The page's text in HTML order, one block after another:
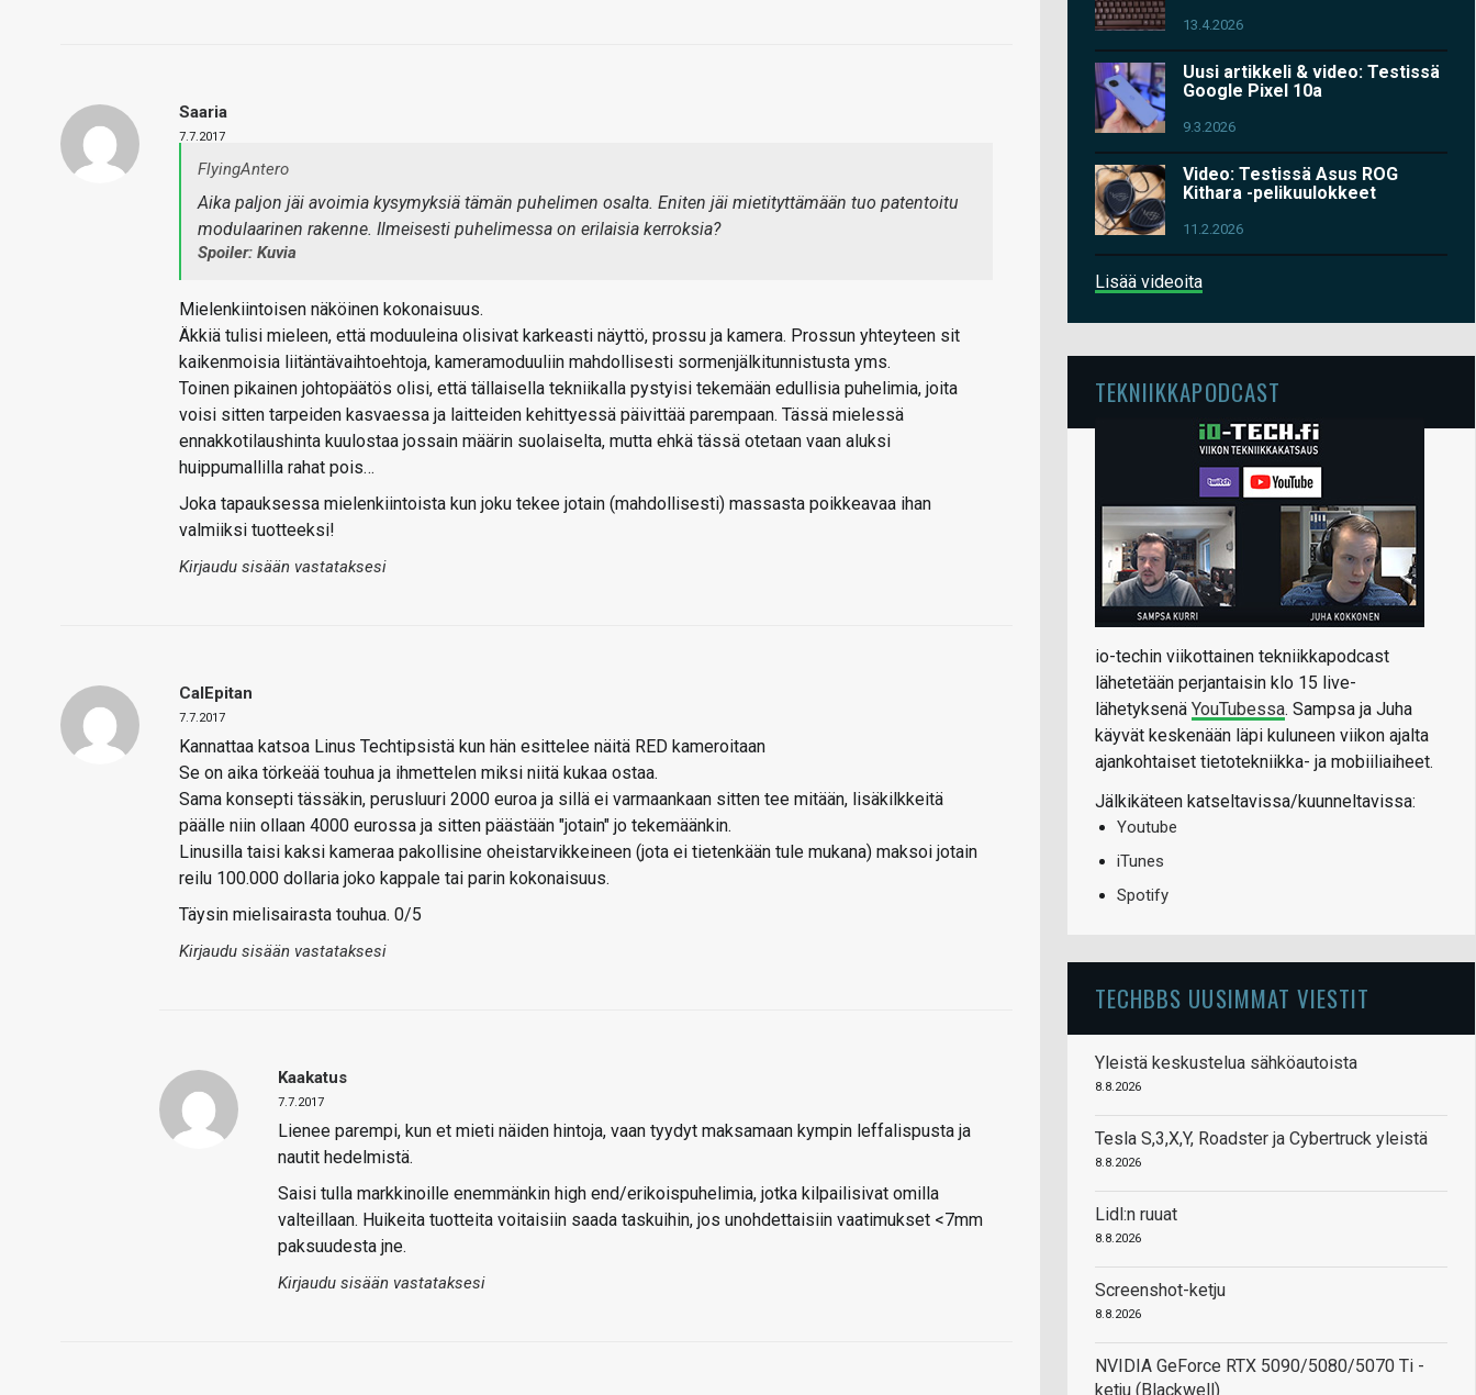
Saaria
7.7.2017
FlyingAntero
Aika paljon jäi avoimia kysymyksiä tämän puhelimen osalta. Eniten jäi mietityttämään tuo patentoitu
modulaarinen rakenne. Ilmeisesti puhelimessa on erilaisia kerroksia?
Spoiler: Kuvia
Mielenkiintoisen näköinen kokonaisuus.
Äkkiä tulisi mieleen, että moduuleina olisivat karkeasti näyttö, prossu ja kamera. Prossun yhteyteen sit
kaikenmoisia liitäntävaihtoehtoja, kameramoduuliin mahdollisesti sormenjälkitunnistusta yms.
Toinen pikainen johtopäätös olisi, että tällaisella tekniikalla pystyisi tekemään edullisia puhelimia, joita
voisi sitten tarpeiden kasvaessa ja laitteiden kehittyessä päivittää parempaan. Tässä mielessä
ennakkotilaushinta kuulostaa jossain määrin suolaiselta, mutta ehkä tässä otetaan vaan aluksi
huippumallilla rahat pois…
Joka tapauksessa mielenkiintoista kun joku tekee jotain (mahdollisesti) massasta poikkeavaa ihan
valmiiksi tuotteeksi!
Kirjaudu sisään vastataksesi
CalEpitan
7.7.2017
Kannattaa katsoa Linus Techtipsistä kun hän esittelee näitä RED kameroitaan
Se on aika törkeää touhua ja ihmettelen miksi niitä kukaa ostaa.
Sama konsepti tässäkin, perusluuri 2000 euroa ja sillä ei varmaankaan sitten tee mitään, lisäkilkkeitä
päälle niin ollaan 4000 eurossa ja sitten päästään "jotain" jo tekemäänkin.
Linusilla taisi kaksi kameraa pakollisine oheistarvikkeineen (jota ei tietenkään tule mukana) maksoi jotain
reilu 100.000 dollaria joko kappale tai parin kokonaisuus.
Täysin mielisairasta touhua. 0/5
Kirjaudu sisään vastataksesi
Kaakatus
7.7.2017
Lienee parempi, kun et mieti näiden hintoja, vaan tyydyt maksamaan kympin leffalispusta ja
nautit hedelmistä.
Saisi tulla markkinoille enemmänkin high end/erikoispuhelimia, jotka kilpailisivat omilla
valteillaan. Huikeita tuotteita voitaisiin saada taskuihin, jos unohdettaisiin vaatimukset <7mm
paksuudesta jne.
Kirjaudu sisään vastataksesi
13.4.2026
Uusi artikkeli & video: Testissä
Google Pixel 10a
9.3.2026
Video: Testissä Asus ROG
Kithara -pelikuulokkeet
11.2.2026
Lisää videoita
TEKNIIKKAPODCAST
io-techin viikottainen tekniikkapodcast
lähetetään perjantaisin klo 15 live-
lähetyksenä YouTubessa. Sampsa ja Juha
käyvät keskenään läpi kuluneen viikon ajalta
ajankohtaiset tietotekniikka- ja mobiiliaiheet.
Jälkikäteen katseltavissa/kuunneltavissa:
Youtube
iTunes
Spotify
TECHBBS UUSIMMAT VIESTIT
Yleistä keskustelua sähköautoista
8.8.2026
Tesla S,3,X,Y, Roadster ja Cybertruck yleistä
8.8.2026
Lidl:n ruuat
8.8.2026
Screenshot-ketju
8.8.2026
NVIDIA GeForce RTX 5090/5080/5070 Ti -
ketju (Blackwell)